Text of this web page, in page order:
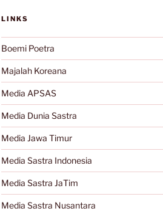
LINKS
Boemi Poetra
Majalah Koreana
Media APSAS
Media Dunia Sastra
Media Jawa Timur
Media Sastra Indonesia
Media Sastra JaTim
Media Sastra Nusantara